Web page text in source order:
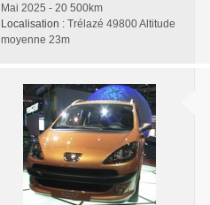
Mai 2025 - 20 500km
Localisation : Trélazé 49800 Altitude
moyenne 23m